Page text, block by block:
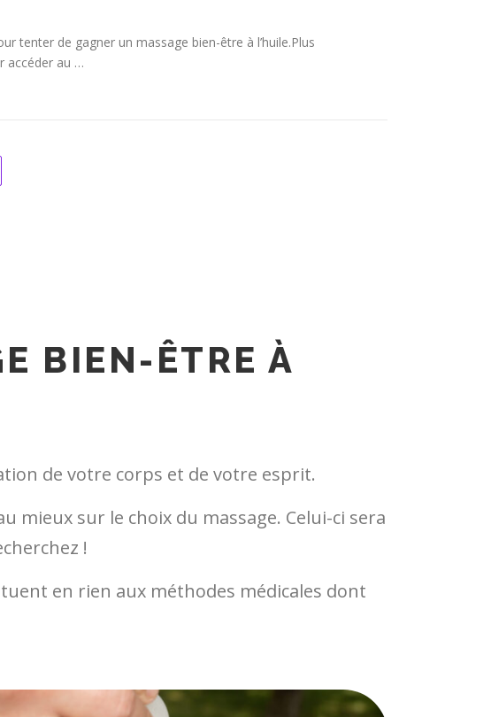
tenter de gagner un massage bien-être à l’huile.Plus
accéder au …
BIEN-ÊTRE À
de votre corps et de votre esprit.
mieux sur le choix du massage. Celui-ci sera
!
en rien aux méthodes médicales dont